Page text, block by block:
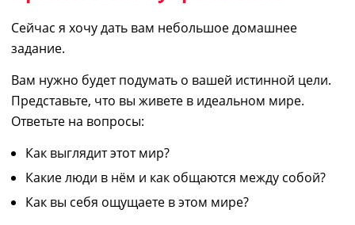
Сейчас я хочу дать вам небольшое домашнее
задание.
Вам нужно будет подумать о вашей истинной цели.
Представьте, что вы живете в идеальном мире.
Ответьте на вопросы:
Как выглядит этот мир?
Какие люди в нём и как общаются между собой?
Как вы себя ощущаете в этом мире?